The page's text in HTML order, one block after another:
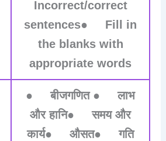
Incorrect/correct
sentences● Fill in
the blanks with
appropriate words
● बीजगणित ● लाभ
और हानि● समय और
कार्य● औसत● गति